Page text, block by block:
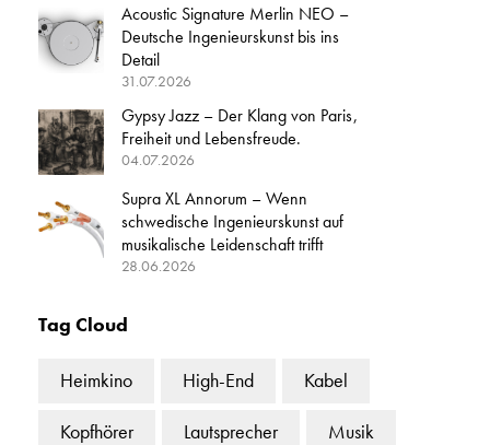
Acoustic Signature Merlin NEO –
Deutsche Ingenieurskunst bis ins
Detail
31.07.2026
Gypsy Jazz – Der Klang von Paris,
Freiheit und Lebensfreude.
04.07.2026
Supra XL Annorum – Wenn
schwedische Ingenieurskunst auf
musikalische Leidenschaft trifft
28.06.2026
Tag Cloud
Heimkino High-End Kabel
Kopfhörer Lautsprecher Musik